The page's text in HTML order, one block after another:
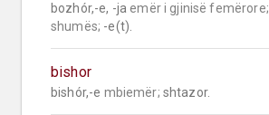
bozhór,-e, -ja emër i gjinisë femërore;
shumës; -e(t).
bishor
bishór,-e mbiemër; shtazor.